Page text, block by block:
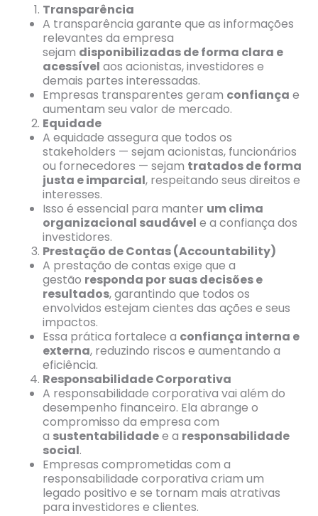
Transparência
A transparência garante que as informações
relevantes da empresa
sejam disponibilizadas de forma clara e
acessível aos acionistas, investidores e
demais partes interessadas.
Empresas transparentes geram confiança e
aumentam seu valor de mercado.
Equidade
A equidade assegura que todos os
stakeholders — sejam acionistas, funcionários
ou fornecedores — sejam tratados de forma
justa e imparcial, respeitando seus direitos e
interesses.
Isso é essencial para manter um clima
organizacional saudável e a confiança dos
investidores.
Prestação de Contas (Accountability)
A prestação de contas exige que a
gestão responda por suas decisões e
resultados, garantindo que todos os
envolvidos estejam cientes das ações e seus
impactos.
Essa prática fortalece a confiança interna e
externa, reduzindo riscos e aumentando a
eficiência.
Responsabilidade Corporativa
A responsabilidade corporativa vai além do
desempenho financeiro. Ela abrange o
compromisso da empresa com
a sustentabilidadee a responsabilidade
social.
Empresas comprometidas com a
responsabilidade corporativa criam um
legado positivo e se tornam mais atrativas
para investidores e clientes.